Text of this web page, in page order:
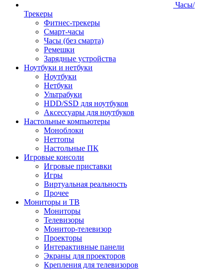
Часы/
Трекеры
Фитнес-трекеры
Смарт-часы
Часы (без смарта)
Ремешки
Зарядные устройства
Ноутбуки и нетбуки
Ноутбуки
Нетбуки
Ультрабуки
HDD/SSD для ноутбуков
Аксессуары для ноутбуков
Настольные компьютеры
Моноблоки
Неттопы
Настольные ПК
Игровые консоли
Игровые приставки
Игры
Виртуальная реальность
Прочее
Мониторы и ТВ
Мониторы
Телевизоры
Монитор-телевизор
Проекторы
Интерактивные панели
Экраны для проекторов
Крепления для телевизоров